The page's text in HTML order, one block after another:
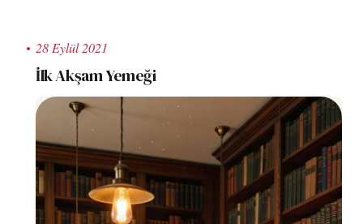
28 Eylül 2021
İlk Akşam Yemeği